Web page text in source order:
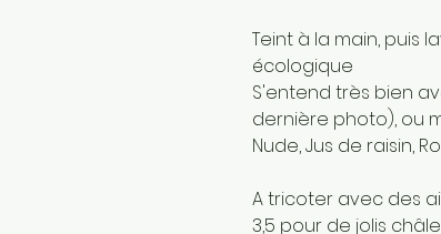
Teint à la main, puis
écologique
S'entend très bien
dernière photo), ou
Nude, Jus de raisin,
A tricoter avec des
3,5 pour de jolis